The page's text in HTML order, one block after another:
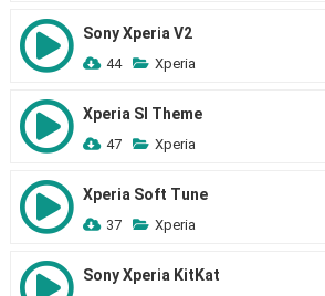
Sony Xperia V2
44 Xperia
Xperia Sl Theme
47 Xperia
Xperia Soft Tune
37 Xperia
Sony Xperia KitKat